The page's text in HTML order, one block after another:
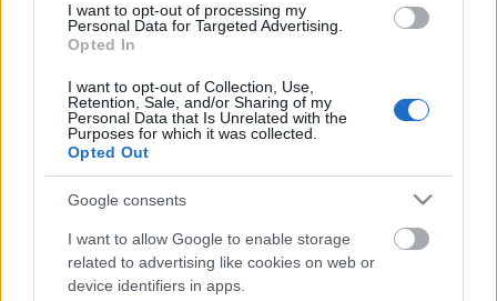
I want to opt-out of processing my
Personal Data for Targeted Advertising.
Opted In
I want to opt-out of Collection, Use,
Retention, Sale, and/or Sharing of my
Personal Data that Is Unrelated with the
Purposes for which it was collected.
Opted Out
Google consents
I want to allow Google to enable storage
related to advertising like cookies on web or
device identifiers in apps.
ajánlunk. Ez érinti a tiszteletdíjat, az utazást, a
promóciót is" - magyarázta a vezérigazgató.
Úgy vélte ugyanakkor, mindezek csak eszközök, az
együttműködés lényege, hogy elinduljon egy
párbeszéd és mindkét fél jobban odafigyeljen arra,
mi történik a másik háza táján. "A budapesti zenei
intézményekkel, így a Zeneakadémiával és
Operaházzal, valamint újabban a Budapest Music
Centerrel is nagyszerű kapcsolatokat ápolunk, ezt
szeretnénk kiterjeszteni vidéki intézményekre is" -